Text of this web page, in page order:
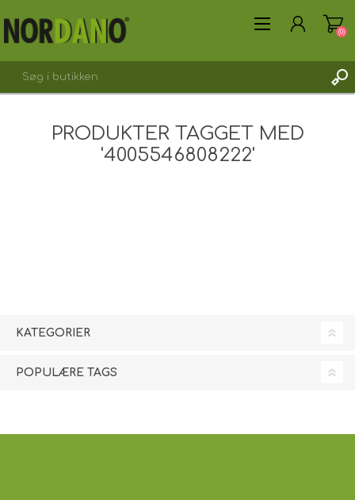
(0)
PRODUKTER TAGGET MED
'4005546808222'
KATEGORIER
POPULÆRE TAGS